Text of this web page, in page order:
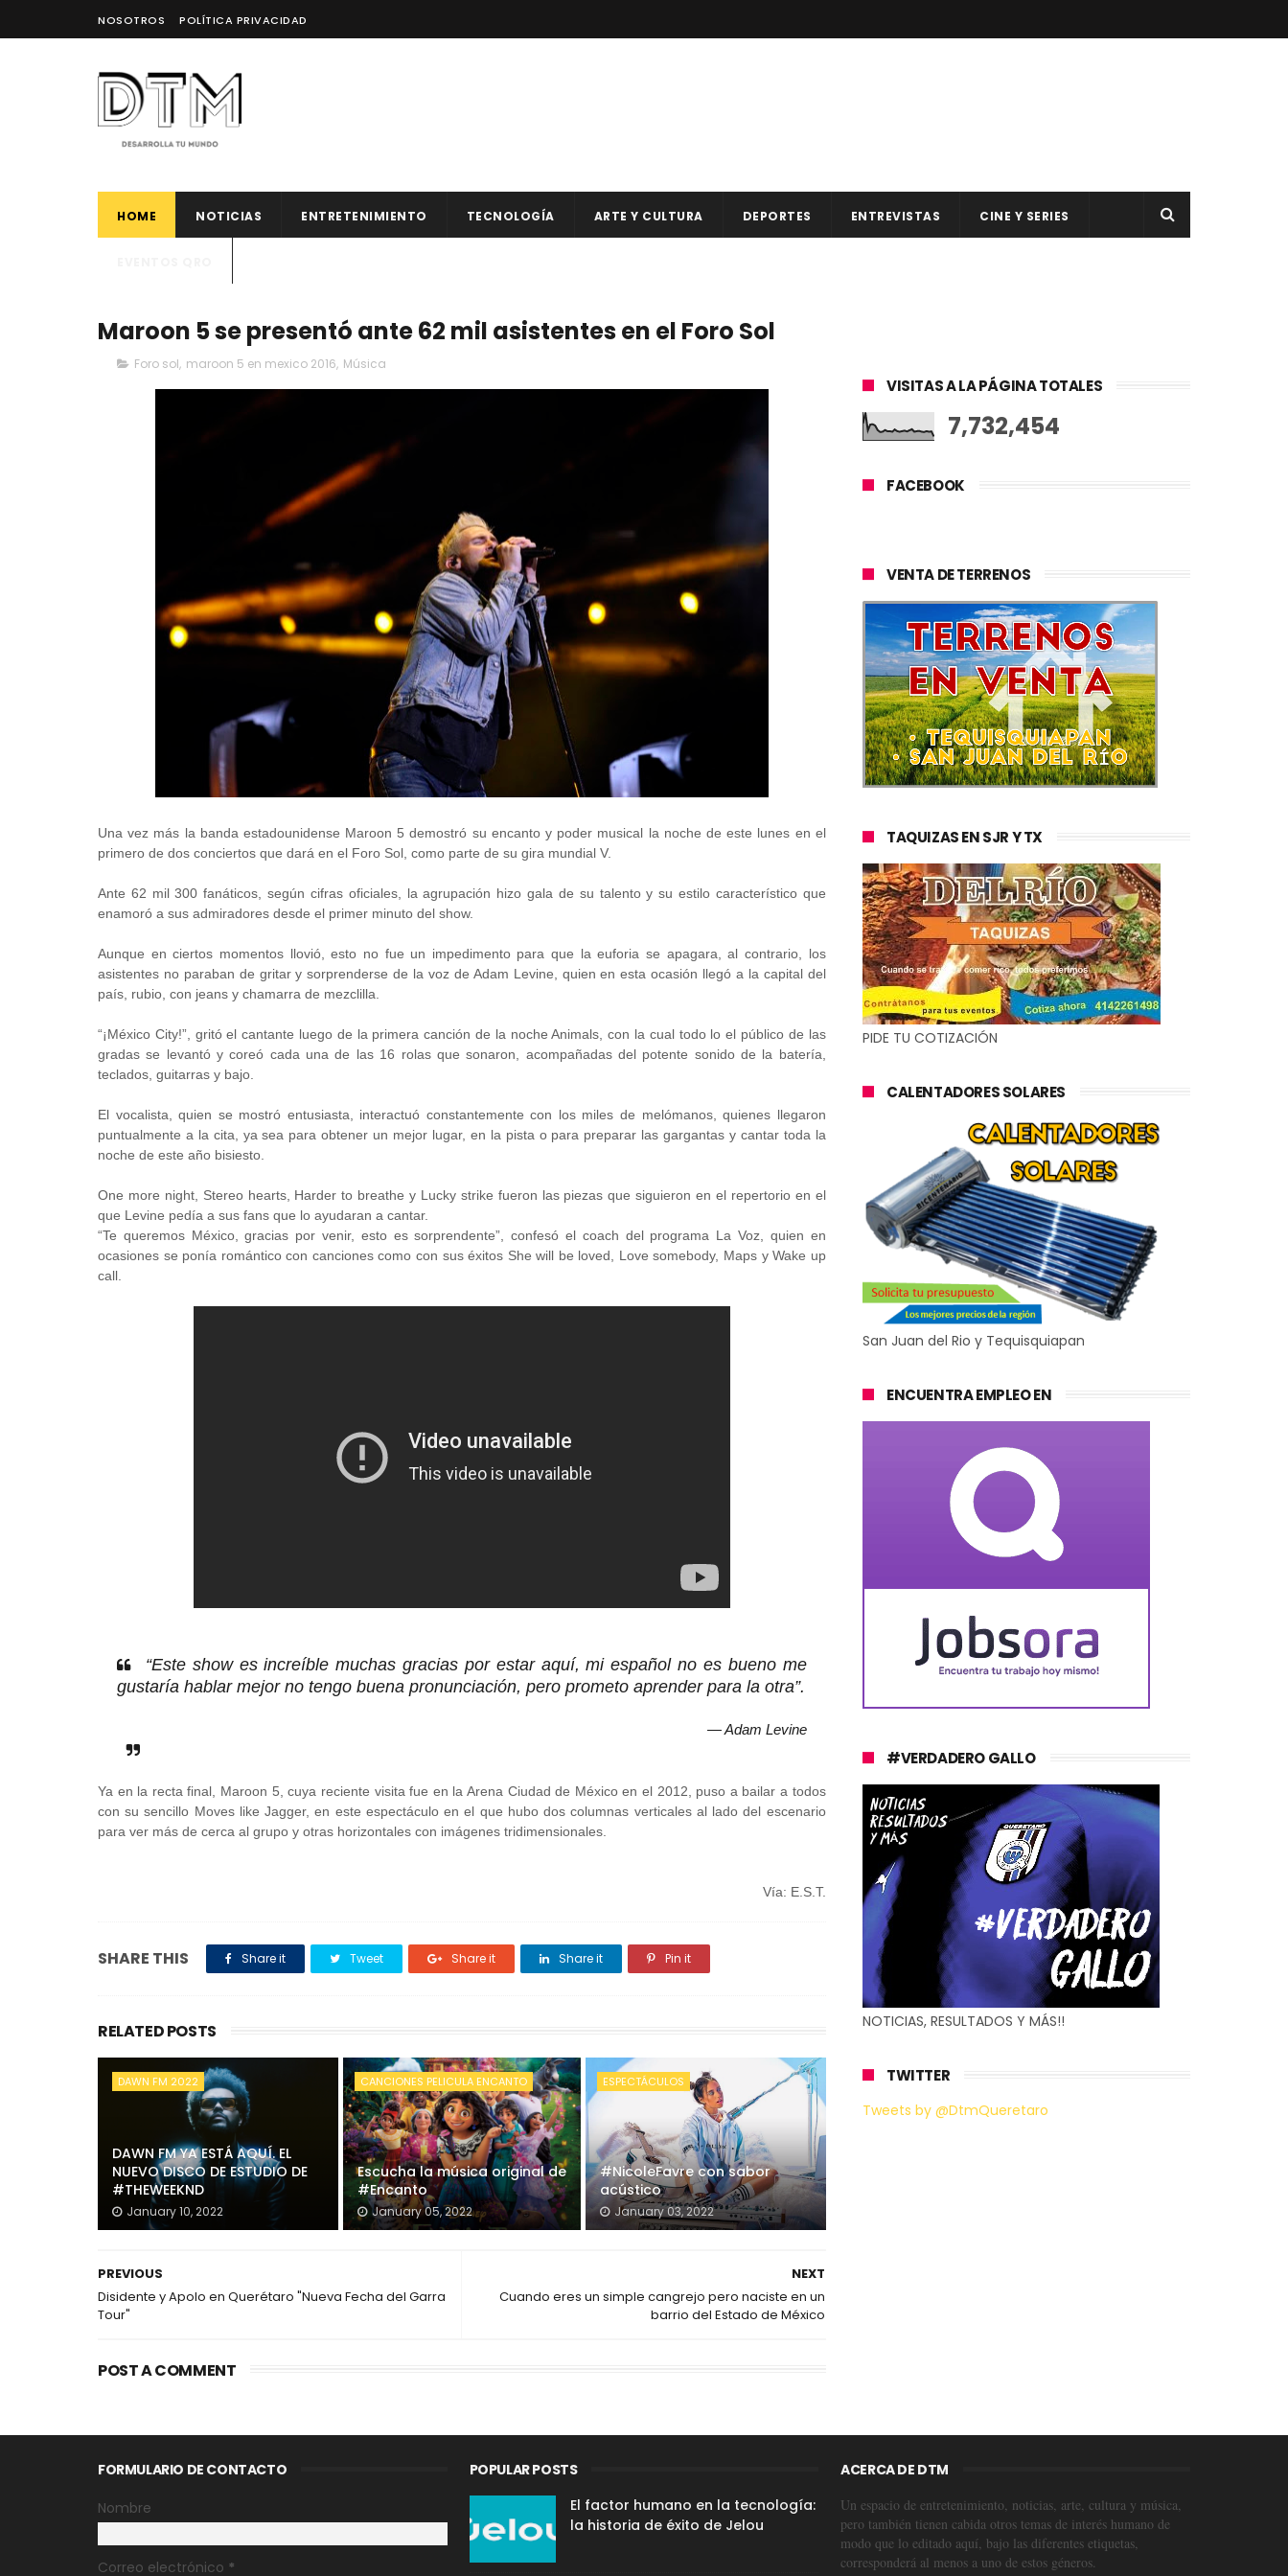
NOSOTROS POLÍTICA PRIVACIDAD
HOME NOTICIAS ENTRETENIMIENTO TECNOLOGÍA ARTE Y CULTURA DEPORTES ENTREVISTAS CINE Y SERIES
Maroon 5 se presentó ante 62 mil asistentes en el Foro Sol
Foro sol, maroon 5 en mexico 2016, Música
Una vez más la banda estadounidense Maroon 5 demostró su encanto y poder musical la noche de este lunes en el
primero de dos conciertos que dará en el Foro Sol, como parte de su gira mundial V.
Ante 62 mil 300 fanáticos, según cifras oficiales, la agrupación hizo gala de su talento y su estilo característico que
enamoró a sus admiradores desde el primer minuto del show.
Aunque en ciertos momentos llovió, esto no fue un impedimento para que la euforia se apagara, al contrario, los
asistentes no paraban de gritar y sorprenderse de la voz de Adam Levine, quien en esta ocasión llegó a la capital del
país, rubio, con jeans y chamarra de mezclilla.
“¡México City!”, gritó el cantante luego de la primera canción de la noche Animals, con la cual todo lo el público de las
gradas se levantó y coreó cada una de las 16 rolas que sonaron, acompañadas del potente sonido de la batería,
teclados, guitarras y bajo.
El vocalista, quien se mostró entusiasta, interactuó constantemente con los miles de melómanos, quienes llegaron
puntualmente a la cita, ya sea para obtener un mejor lugar, en la pista o para preparar las gargantas y cantar toda la
noche de este año bisiesto.
One more night, Stereo hearts, Harder to breathe y Lucky strike fueron las piezas que siguieron en el repertorio en el
que Levine pedía a sus fans que lo ayudaran a cantar.
“Te queremos México, gracias por venir, esto es sorprendente”, confesó el coach del programa La Voz, quien en
ocasiones se ponía romántico con canciones como con sus éxitos She will be loved, Love somebody, Maps y Wake up
call.
“Este show es increíble muchas gracias por estar aquí, mi español no es bueno me
gustaría hablar mejor no tengo buena pronunciación, pero prometo aprender para la otra”.
— Adam Levine
Ya en la recta final, Maroon 5, cuya reciente visita fue en la Arena Ciudad de México en el 2012, puso a bailar a todos
con su sencillo Moves like Jagger, en este espectáculo en el que hubo dos columnas verticales al lado del escenario
para ver más de cerca al grupo y otras horizontales con imágenes tridimensionales.
Vía: E.S.T.
SHARE THIS Share it Tweet Share it Share it Pin it
RELATED POSTS
DAWN FM 2022
DAWN FM YA ESTÁ AQUÍ. EL
NUEVO DISCO DE ESTUDIO DE
#THEWEEKND
January 10, 2022
CANCIONES PELICULA ENCANTO
Escucha la música original de
#Encanto
January 05, 2022
ESPECTÁCULOS
#NicoleFavre con sabor
acústico
January 03, 2022
NEXT
Cuando eres un simple cangrejo pero naciste en un
barrio del Estado de México
PREVIOUS
Disidente y Apolo en Querétaro "Nueva Fecha del Garra
Tour"
POST A COMMENT
VISITAS A LA PÁGINA TOTALES
7,732,454
FACEBOOK
VENTA DE TERRENOS
TAQUIZAS EN SJR Y TX
PIDE TU COTIZACIÓN
CALENTADORES SOLARES
San Juan del Rio y Tequisquiapan
ENCUENTRA EMPLEO EN
#VERDADERO GALLO
NOTICIAS, RESULTADOS Y MÁS!!
TWITTER
Tweets by @DtmQueretaro
FORMULARIO DE CONTACTO
Nombre
Correo electrónico *
POPULAR POSTS
El factor humano en la tecnología:
la historia de éxito de Jelou
ACERCA DE DTM
Un espacio de entretenimiento, noticias, arte, cultura y música,
pero también tienen cabida otros temas de interés humano de
modo que lo editado aquí, bajo las diferentes etiquetas,
corresponderá al menos a uno de estos géneros.